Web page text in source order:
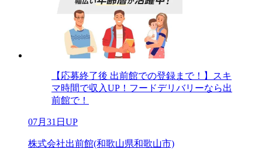
【応募終了後 出前館での登録まで！】スキ
マ時間で収入UP！フードデリバリーなら出
前館で！
07月31日UP
株式会社出前館(和歌山県和歌山市)